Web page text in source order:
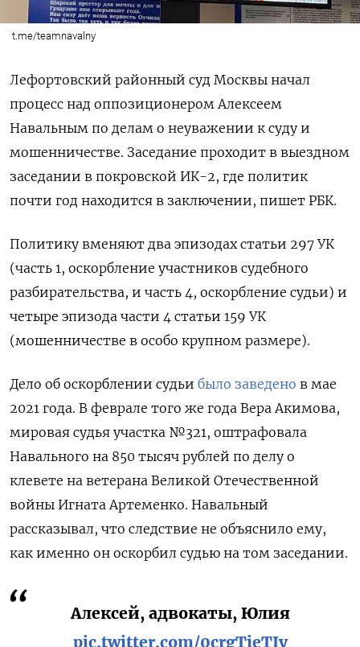
t.me/teamnavalny
Лефортовский районный суд Москвы начал
процесс над оппозиционером Алексеем
Навальным по делам о неуважении к суду и
мошенничестве. Заседание проходит в выездном
заседании в покровской ИК-2, где политик
почти год находится в заключении, пишет РБК.
Политику вменяют два эпизодах статьи 297 УК
(часть 1, оскорбление участников судебного
разбирательства, и часть 4, оскорбление судьи) и
четыре эпизода части 4 статьи 159 УК
(мошенничестве в особо крупном размере).
Дело об оскорблении судьи было заведено в мае
2021 года. В феврале того же года Вера Акимова,
мировая судья участка №321, оштрафовала
Навального на 850 тысяч рублей по делу о
клевете на ветерана Великой Отечественной
войны Игната Артеменко. Навальный
рассказывал, что следствие не объяснило ему,
как именно он оскорбил судью на том заседании.
Алексей, адвокаты, Юлия
pic.twitter.com/0crgTieTIy